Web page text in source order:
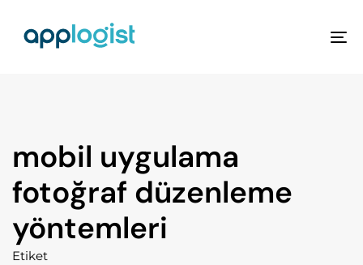
mobil uygulama
fotoğraf düzenleme
yöntemleri
Etiket